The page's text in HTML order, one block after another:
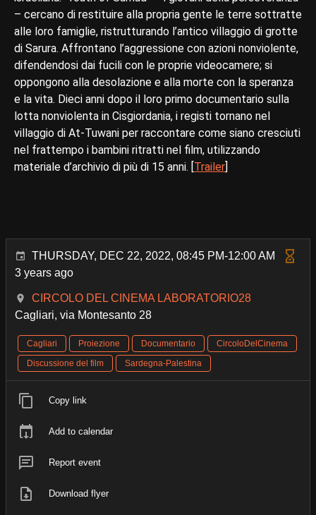
– cercano di restituire alla propria gente le terre sottratte
alle loro famiglie, ristrutturando l’antico villaggio di grotte
di Sarura. Affrontano l’aggressione con azioni nonviolente,
difendendosi dai fucili con le proprie videocamere; si
oppongono alla desolazione e alla morte con la speranza
e la vita. Dieci anni dopo il loro primo documentario sulla
lotta nonviolenta in Cisgiordania, i registi tornano nel
villaggio di At-Tuwani per raccontare come siano cresciuti
nel frattempo i bambini ritratti nel film, utilizzando
materiale d’archivio di più di 15 anni. [Trailer]
THURSDAY, DEC 22, 2022, 08:45 PM-12:00 AM
3 years ago
CIRCOLO DEL CINEMA LABORATORIO28
Cagliari, via Montesanto 28
Cagliari Proiezione Documentario
CircoloDelCinema
Discussione del film
Sardegna-Palestina
Copy link
Add to calendar
Report event
Download flyer